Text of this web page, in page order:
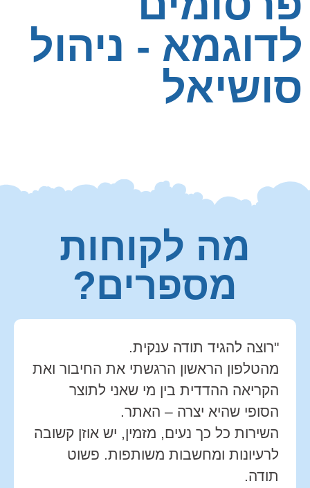
לדוגמא - ניהול
סושיאל
מה לקוחות
מספרים?
"רוצה להגיד תודה ענקית.
מהטלפון הראשון הרגשתי את החיבור ואת
הקריאה ההדדית בין מי שאני לתוצר
הסופי שהיא יצרה – האתר.
השירות כל כך נעים, מזמין, יש אוזן קשובה
לרעיונות ומחשבות משותפות. פשוט
תודה.